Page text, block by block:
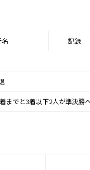
名 記録
までと3着以下2人が準決勝